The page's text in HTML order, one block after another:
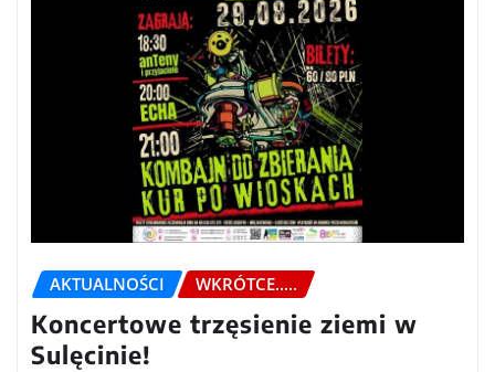
AKTUALNOŚCI WKRÓTCE.....
Koncertowe trzęsienie ziemi w
Sulęcinie!